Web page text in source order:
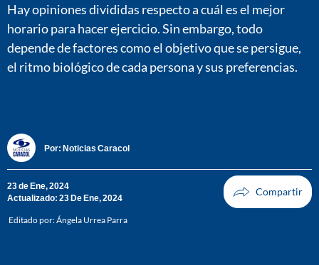
Hay opiniones divididas respecto a cuál es el mejor
horario para hacer ejercicio. Sin embargo, todo
depende de factores como el objetivo que se persigue,
el ritmo biológico de cada persona y sus preferencias.
Por: Noticias Caracol
23 de Ene, 2024
Actualizado: 23 De Ene, 2024
Editado por:Ángela Urrea Parra